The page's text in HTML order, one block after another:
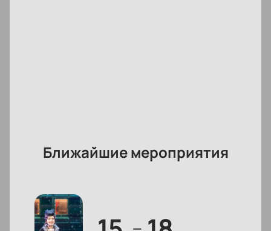
Корпоративным клиентам
сотрудников или партнеров через сайт или по
телефону. Менеджер поможет выбрать места для
корпоративного мероприятия и расскажет о
Ближайшие мероприятия